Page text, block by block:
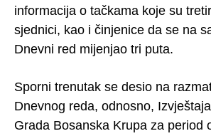
informacija o tačkama koje su
sjednici, kao i činjenice da se na
Dnevni red mijenjao tri puta.
Sporni trenutak se desio na
Dnevnog reda, odnosno,
Grada Bosanska Krupa za period